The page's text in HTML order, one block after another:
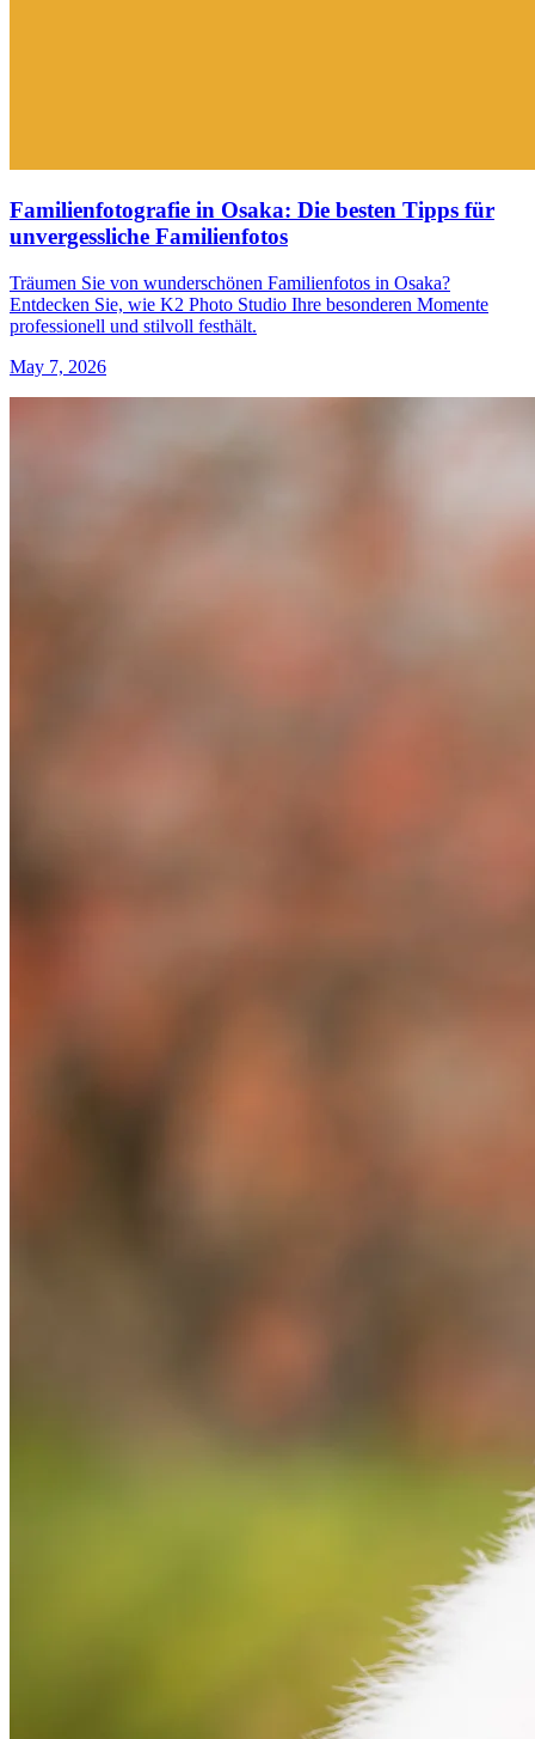
Familienfotografie in Osaka: Die besten Tipps für
unvergessliche Familienfotos
Träumen Sie von wunderschönen Familienfotos in Osaka?
Entdecken Sie, wie K2 Photo Studio Ihre besonderen Momente
professionell und stilvoll festhält.
May 7, 2026